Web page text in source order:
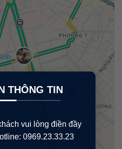
THÔNG TIN
vui lòng điền đầy
0969.23.33.23